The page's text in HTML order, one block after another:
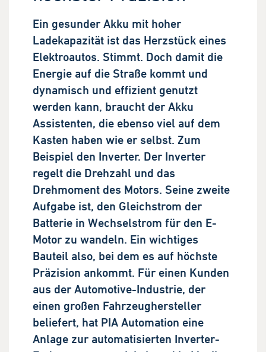
Ein gesunder Akku mit hoher
Ladekapazität ist das Herzstück eines
Elektroautos. Stimmt. Doch damit die
Energie auf die Straße kommt und
dynamisch und effizient genutzt
werden kann, braucht der Akku
Assistenten, die ebenso viel auf dem
Kasten haben wie er selbst. Zum
Beispiel den Inverter. Der Inverter
regelt die Drehzahl und das
Drehmoment des Motors. Seine zweite
Aufgabe ist, den Gleichstrom der
Batterie in Wechselstrom für den E-
Motor zu wandeln. Ein wichtiges
Bauteil also, bei dem es auf höchste
Präzision ankommt. Für einen Kunden
aus der Automotive-Industrie, der
einen großen Fahrzeughersteller
beliefert, hat PIA Automation eine
Anlage zur automatisierten Inverter-